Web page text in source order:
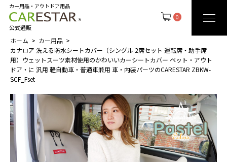
0
カー用品・アウトドア用品
公式通販
ホーム
カー用品
カナロア 洗える防水シートカバー（シングル 2席セット 運転席・助手席
用）ウェットスーツ素材使用のかわいいカーシートカバー ペット・アウト
ドア・に 汎用 軽自動車・普通車兼用 車・内装パーツのCARESTAR ZBKW-
SCF_Fset